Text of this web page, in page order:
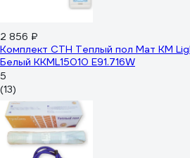
2 856 ₽
Комплект СТН Теплый пол Мат КМ
Белый ККМL15010 E91.716W
5
(13)